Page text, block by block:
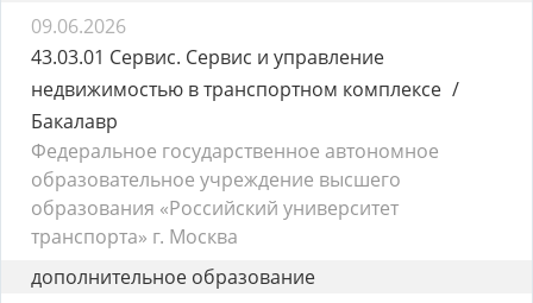
09.06.2026
43.03.01 Сервис. Сервис и управление
недвижимостью в транспортном комплексе
Бакалавр
Федеральное государственное автономное
образовательное учреждение высшего
образования «Российский университет
транспорта» г. Москва
дополнительное образование